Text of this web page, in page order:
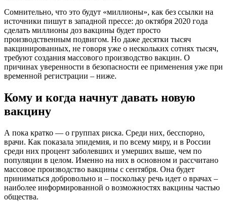
Сомнительно, что это будут «миллионы», как без ссылки на
источники пишут в западной прессе: до октября 2020 года
сделать миллионы доз вакцины будет просто
производственным подвигом. Но даже десятки тысяч
вакцинированных, не говоря уже о нескольких сотнях тысяч,
требуют создания массового производство вакцин. О
причинах уверенности в безопасности ее применения уже при
временной регистрации – ниже.
Кому и когда начнут давать новую
вакцину
А пока кратко — о группах риска. Среди них, бесспорно,
врачи. Как показала эпидемия, и по всему миру, и в России
среди них процент заболевших и умерших выше, чем по
популяции в целом. Именно на них в основном и рассчитано
массовое производство вакцины с сентября. Она будет
приниматься добровольно и – поскольку речь идет о врачах –
наиболее информированной о возможностях вакцины частью
общества.